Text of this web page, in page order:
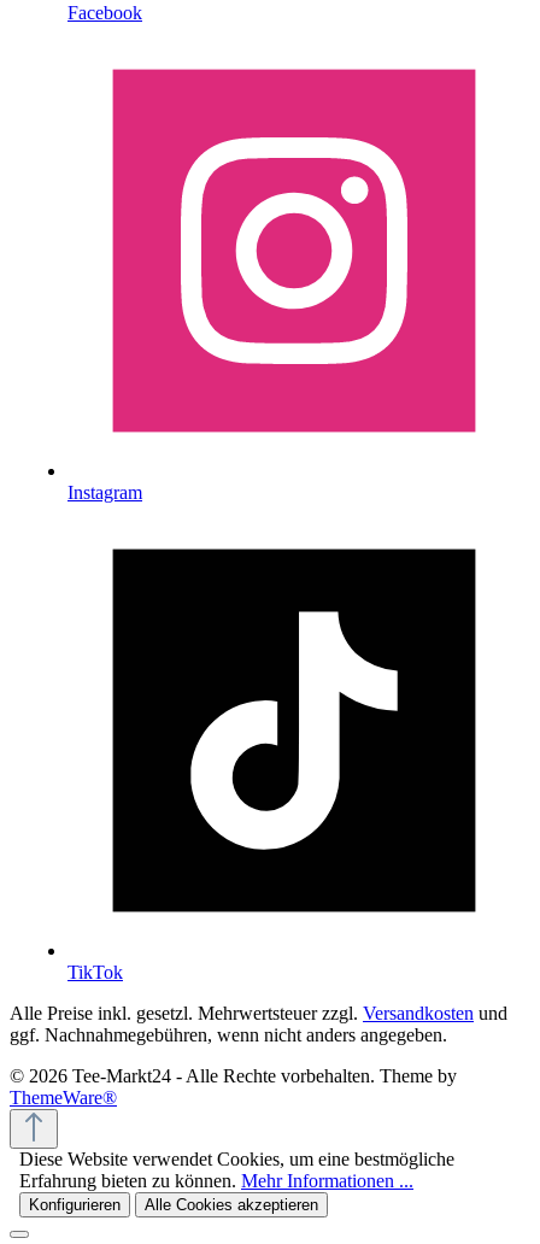
Facebook
Instagram
TikTok
Alle Preise inkl. gesetzl. Mehrwertsteuer zzgl. Versandkosten und
ggf. Nachnahmegebühren, wenn nicht anders angegeben.
© 2026 Tee-Markt24 - Alle Rechte vorbehalten. Theme by
ThemeWare®
Diese Website verwendet Cookies, um eine bestmögliche
Erfahrung bieten zu können. Mehr Informationen ...
Konfigurieren Alle Cookies akzeptieren